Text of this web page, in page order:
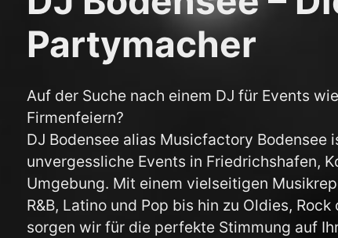
Partymacher
Auf der Suche nach einem DJ für Events
Firmenfeiern?
DJ Bodensee alias Musicfactory Bodensee
unvergessliche Events in Friedrichshafen,
Umgebung. Mit einem vielseitigen
R&B, Latino und Pop bis hin zu Oldies,
sorgen wir für die perfekte Stimmung auf